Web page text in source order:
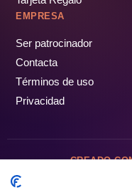
EMPRESA
Ser patrocinador
Contacta
Términos de uso
Privacidad
CREADO